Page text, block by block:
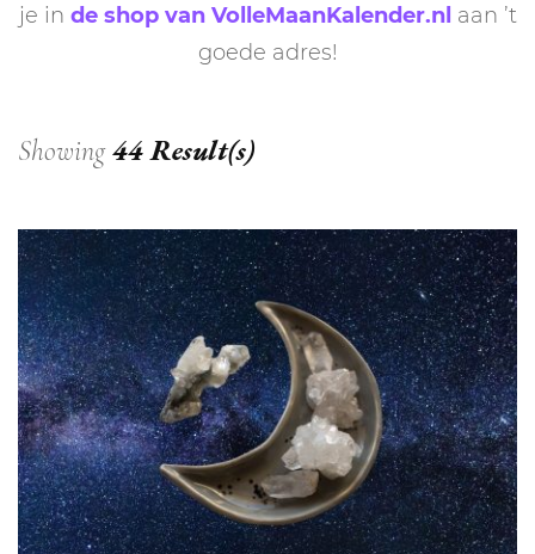
je in de shop van VolleMaanKalender.nl aan ’t
goede adres!
Showing44 Result(s)